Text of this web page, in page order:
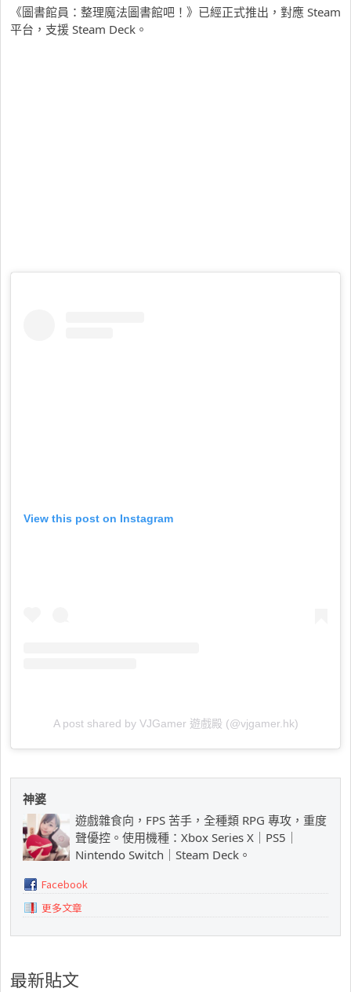
《圖書館員：整理魔法圖書館吧！》已經正式推出，對應 Steam
平台，支援 Steam Deck。
View this post on Instagram
A post shared by VJGamer 遊戲殿 (@vjgamer.hk)
神婆
遊戲雜食向，FPS 苦手，全種類 RPG 專攻，重度
聲優控。使用機種：Xbox Series X｜PS5｜
Nintendo Switch｜Steam Deck。
Facebook
更多文章
最新貼文